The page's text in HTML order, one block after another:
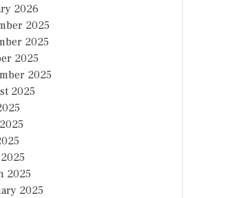
2026
2025
2025
2025
2025
2025
2025
2025